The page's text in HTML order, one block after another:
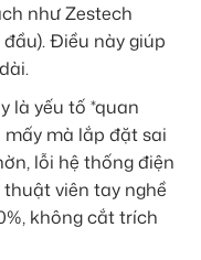
như Zestech
Điều này giúp
là yếu tố *quan
mà lắp đặt sai
lỗi hệ thống điện
viên tay nghề
không cắt trích